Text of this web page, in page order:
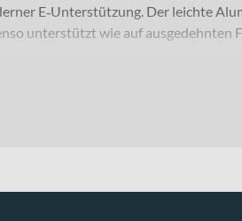
E‑Unterstützung. Der leichte
unterstützt wie auf ausgedehnten
bildet die stabile Basis für